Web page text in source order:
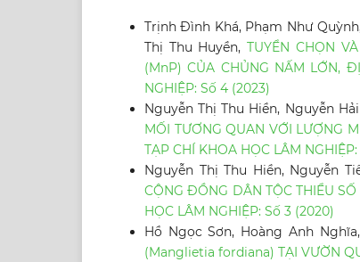
Trịnh Đình Khá, Phạm Như
Thị Thu Huyền,TUYỂN CHỌN
(MnP) CỦA CHỦNG NẤM LỚN,
NGHIỆP: Số 4 (2023)
Nguyễn Thị Thu Hiền, Nguyễn
MỐI TƯƠNG QUAN VỚI LƯỢNG
TẠP CHÍ KHOA HỌC LÂM NGHIỆP:
Nguyễn Thị Thu Hiền, Nguyễn
CỘNG ĐỒNG DÂN TỘC THIỂU
HỌC LÂM NGHIỆP: Số 3 (2020)
Hồ Ngọc Sơn, Hoàng Anh
(Manglietia fordiana) TẠI VƯỜN